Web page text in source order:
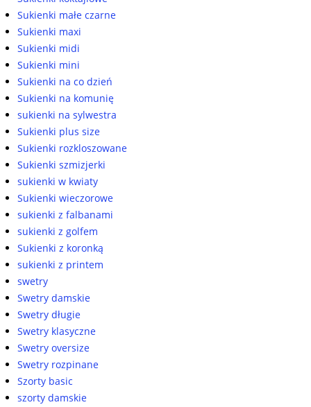
Sukienki małe czarne
Sukienki maxi
Sukienki midi
Sukienki mini
Sukienki na co dzień
Sukienki na komunię
sukienki na sylwestra
Sukienki plus size
Sukienki rozkloszowane
Sukienki szmizjerki
sukienki w kwiaty
Sukienki wieczorowe
sukienki z falbanami
sukienki z golfem
Sukienki z koronką
sukienki z printem
swetry
Swetry damskie
Swetry długie
Swetry klasyczne
Swetry oversize
Swetry rozpinane
Szorty basic
szorty damskie